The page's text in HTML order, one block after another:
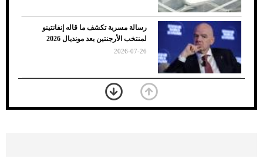
7 نصائح لاختيار لون البنطلون المناسب للقميص
الأسود
رسالة مسربة تكشف ما قاله إنفانتينو
لمنتخب الأرجنتين بعد مونديال 2026
2026-07-26
«الجوازات» تكشف طريقة استخراج رقم
الحدود للزائر عبر أبشر